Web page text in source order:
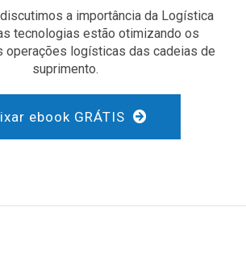
a importância da Logística
tecnologias estão otimizando os
operações logísticas das cadeias de
suprimento.
ebook GRÁTIS